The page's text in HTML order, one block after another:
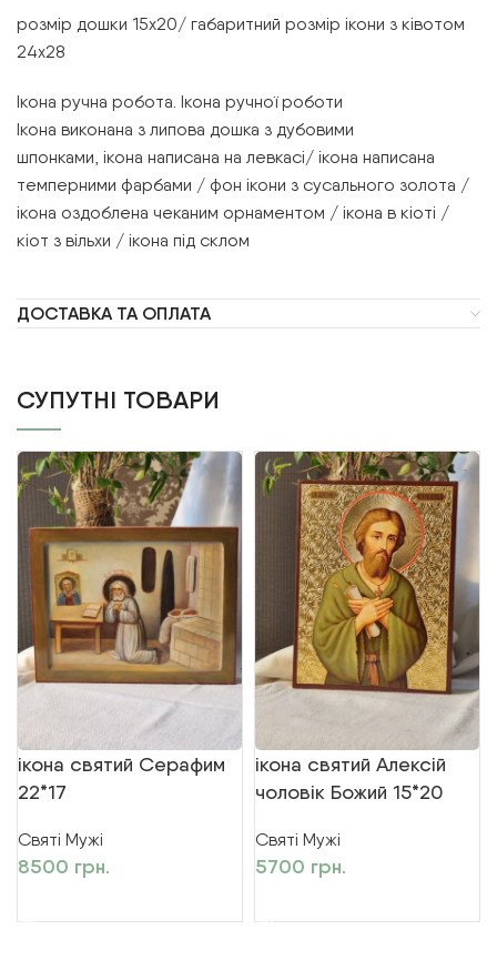
розмір дошки 15х20/ габаритний розмір ікони з ківотом
24х28
Ікона ручна робота. Ікона ручної роботи
Ікона виконана з липова дошка з дубовими
шпонками, ікона написана на левкасі/ ікона написана
темперними фарбами / фон ікони з сусального золота /
ікона оздоблена чеканим орнаментом / ікона в кіоті /
кіот з вільхи / ікона під склом
ДОСТАВКА ТА ОПЛАТА
СУПУТНІ ТОВАРИ
ікона святий Серафим
22*17
Святі Мужі
8500 грн.
ікона святий Алексій
чоловік Божий 15*20
Святі Мужі
5700 грн.